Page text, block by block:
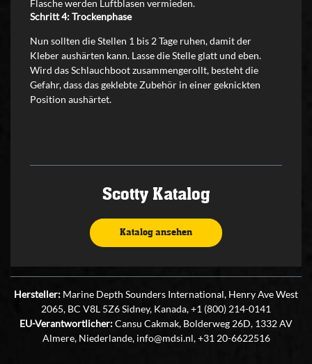
Flasche werden Luftblasen vermieden.
Schritt 4: Trockenphase
Nun sollten die Stellen 1 bis 2 Tage ruhen, damit der
Kleber aushärten kann. Lasse die Stelle glatt und eben.
Wird das Schlauchboot zusammengerollt, besteht die
Gefahr, dass das geklebte Zubehör in einer geknickten
Position aushärtet.
Scotty Katalog
Katalog ansehen
Hersteller: Marine Depth Sounders International, Henry Ave West
2065, BC V8L 5Z6 Sidney, Kanada, +1 (800) 214-0141
EU-Verantwortlicher:Cansu Cakmak, Bolderweg 26D, 1332 AV
Almere, Niederlande, info@mdsi.nl, +31 20-6622516